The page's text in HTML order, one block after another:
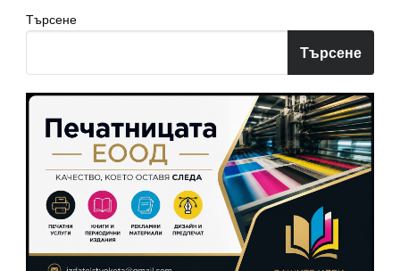
Търсене
Търсене